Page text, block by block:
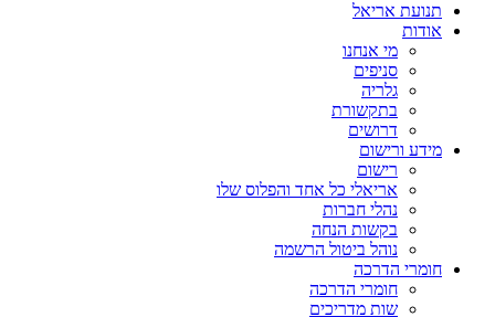
תנועת אריאל
אודות
מי אנחנו
סניפים
גלריה
בתקשורת
דרושים
מידע ורישום
רישום
אריאלי כל אחד והפלוס שלו
נהלי חברות
בקשות הנחה
נוהל ביטול הרשמה
חומרי הדרכה
חומרי הדרכה
שות מדריכים